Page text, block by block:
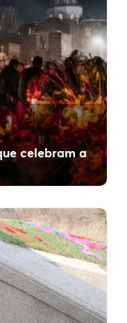
celebram a